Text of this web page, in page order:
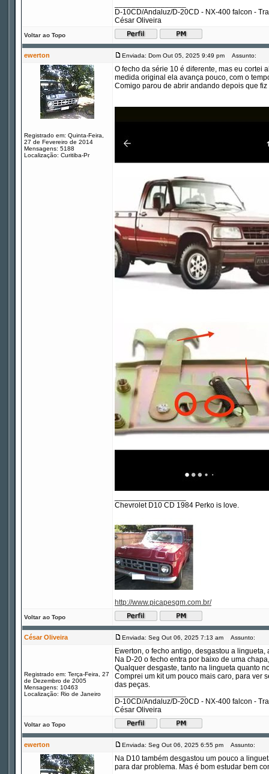
D-10CD/Andaluz/D-20CD - NX-400 falcon -
César Oliveira
Voltar ao Topo
ewerton Enviada: Dom Out 05, 2025 9:49 pm Assunto:
Registrado em: Quinta-Feira,
27 de Fevereiro de 2014
Mensagens: 5188
Localização: Curitiba-Pr
O fecho da série 10 é diferente, mas eu cortei
medida original ela avança pouco, com o
Comigo parou de abrir andando depois que
Chevrolet D10 CD 1984 Perko is love.
http://www.picapesgm.com.br/
Voltar ao Topo
César Oliveira Enviada: Seg Out 06, 2025 7:13 am Assunto:
Registrado em: Terça-Feira, 27
de Dezembro de 2005
Mensagens: 10463
Localização: Rio de Janeiro
Ewerton, o fecho antigo, desgastou a
Na D-20 o fecho entra por baixo de uma
Qualquer desgaste, tanto na lingueta quanto
Comprei um kit um pouco mais caro, para ver
das peças.
D-10CD/Andaluz/D-20CD - NX-400 falcon -
César Oliveira
Voltar ao Topo
ewerton Enviada: Seg Out 06, 2025 6:55 pm Assunto:
Na D10 também desgastou um pouco a
para dar problema. Mas é bom estudar bem